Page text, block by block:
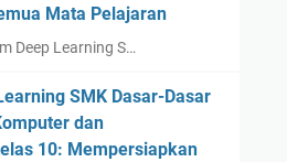
Mata Pelajaran
Deep Learning S…
SMK Dasar-Dasar
dan
10: Mempersiapkan